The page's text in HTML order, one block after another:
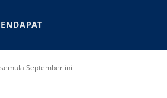
September ini